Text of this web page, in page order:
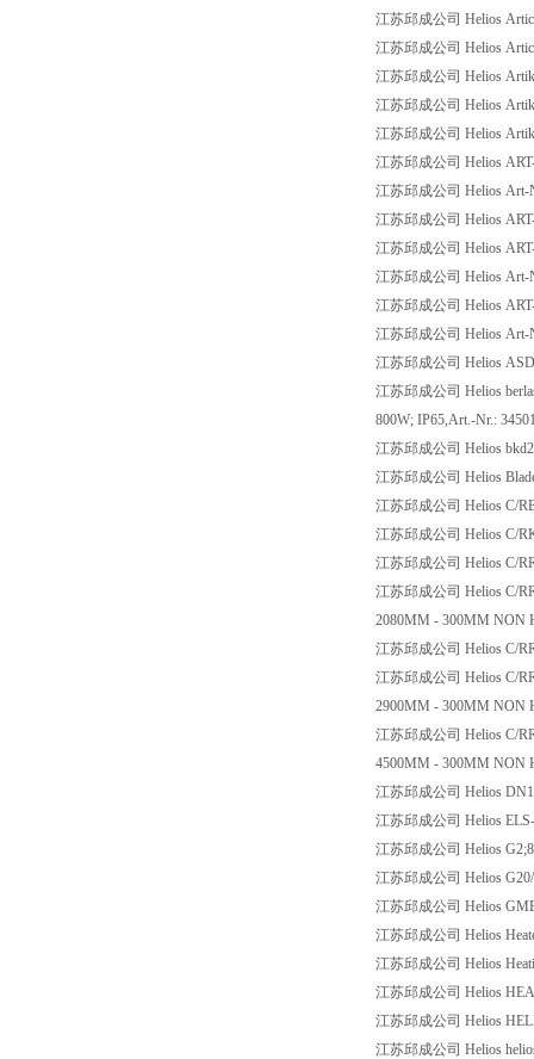
江苏邱成公司 Helios
江苏邱成公司 Helios
江苏邱成公司 Helios
江苏邱成公司 Helios
江苏邱成公司 Helios
江苏邱成公司 Helios
江苏邱成公司 Helios Art-
江苏邱成公司 Helios
江苏邱成公司 Helios
江苏邱成公司 Helios Art-
江苏邱成公司 Helios
江苏邱成公司 Helios Art-
江苏邱成公司 Helios
江苏邱成公司 Helios
800W; IP65,Art.-Nr.:
江苏邱成公司 Helios
江苏邱成公司 Helios
江苏邱成公司 Helios C/
江苏邱成公司 Helios C/
江苏邱成公司 Helios C/
江苏邱成公司 Helios C/
2080MM - 300MM NON
江苏邱成公司 Helios C/
江苏邱成公司 Helios C/
2900MM - 300MM NON
江苏邱成公司 Helios C/
4500MM - 300MM NON
江苏邱成公司 Helios
江苏邱成公司 Helios
江苏邱成公司 Helios
江苏邱成公司 Helios
江苏邱成公司 Helios
江苏邱成公司 Helios
江苏邱成公司 Helios
江苏邱成公司 Helios
江苏邱成公司 Helios
江苏邱成公司 Helios